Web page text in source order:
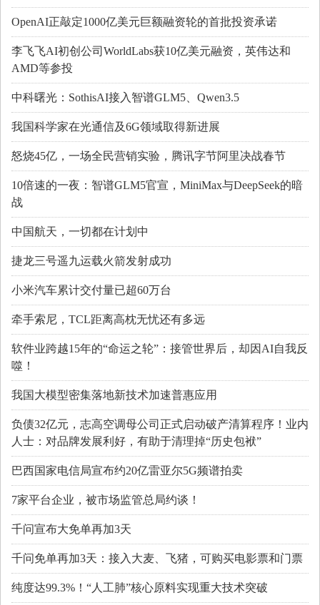
OpenAI正敲定1000亿美元巨额融资轮的首批投资承诺
李飞飞AI初创公司WorldLabs获10亿美元融资，英伟达和
AMD等参投
中科曙光：SothisAI接入智谱GLM5、Qwen3.5
我国科学家在光通信及6G领域取得新进展
怒烧45亿，一场全民营销实验，腾讯字节阿里决战春节
10倍速的一夜：智谱GLM5官宣，MiniMax与DeepSeek的暗
战
中国航天，一切都在计划中
捷龙三号遥九运载火箭发射成功
小米汽车累计交付量已超60万台
牵手索尼，TCL距离高枕无忧还有多远
软件业跨越15年的“命运之轮”：接管世界后，却因AI自我反
噬！
我国大模型密集落地新技术加速普惠应用
负债32亿元，志高空调母公司正式启动破产清算程序！业内
人士：对品牌发展利好，有助于清理掉“历史包袱”
巴西国家电信局宣布约20亿雷亚尔5G频谱拍卖
7家平台企业，被市场监管总局约谈！
千问宣布大免单再加3天
千问免单再加3天：接入大麦、飞猪，可购买电影票和门票
纯度达99.3%！“人工肺”核心原料实现重大技术突破